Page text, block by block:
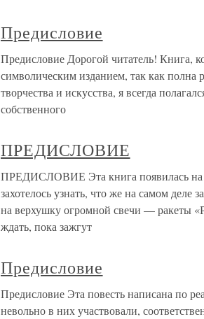
Предисловие
Предисловие Дорогой читатель! Книга,
символическим изданием, так как полна
творчества и искусства, я всегда
собственного
ПРЕДИСЛОВИЕ
ПРЕДИСЛОВИЕ Эта книга появилась на
захотелось узнать, что же на самом деле
на верхушку огромной свечи — ракеты
ждать, пока зажгут
Предисловие
Предисловие Эта повесть написана по
невольно в них участвовали,